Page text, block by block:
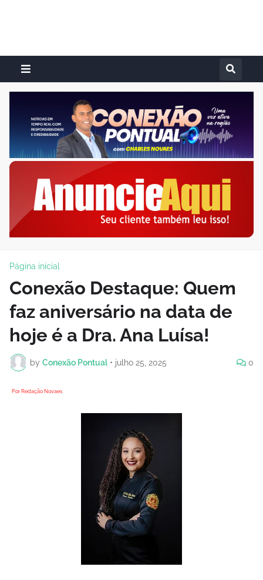
Página inicial
Conexão Destaque: Quem
faz aniversário na data de
hoje é a Dra. Ana Luísa!
by Conexão Pontual • julho 25, 2025 0
Por Redação Novaes